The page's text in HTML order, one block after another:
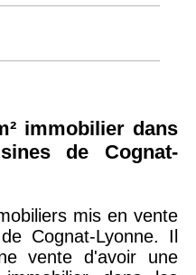
11 141 €
immobilier dans
de Cognat-
mis en vente
Cognat-Lyonne. Il
vente d'avoir une